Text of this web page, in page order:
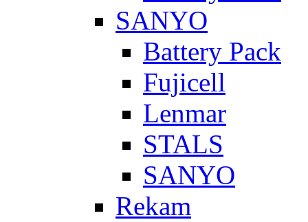
SANYO
Battery Pack
Fujicell
Lenmar
STALS
SANYO
Rekam